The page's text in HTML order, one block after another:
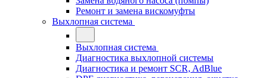
Ремонт и замена вискомуфты
Выхлопная система
Выхлопная система
Диагностика выхлопной системы
Диагностика и ремонт SCR, AdBlue